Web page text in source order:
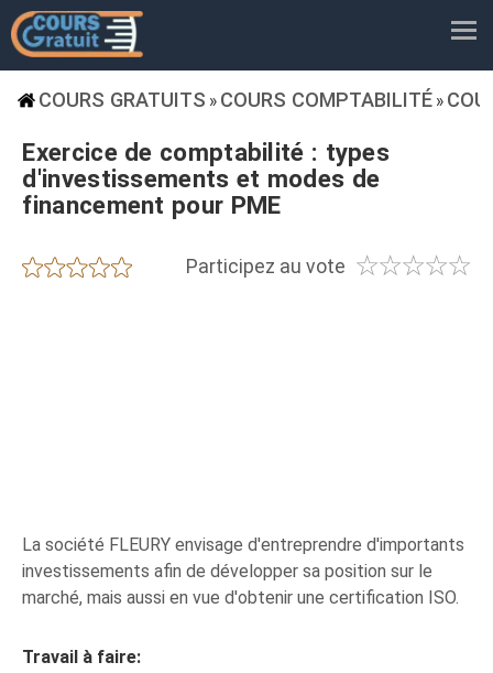
COURS GRATUITS » COURS COMPTABILITÉ »
Exercice de comptabilité : types
d'investissements et modes de
financement pour PME
Participez au vote ☆☆☆☆☆
★★★★★
La société FLEURY envisage d'entreprendre d'importants
investissements afin de développer sa position sur le
marché, mais aussi en vue d'obtenir une certification ISO.
Travail à faire: